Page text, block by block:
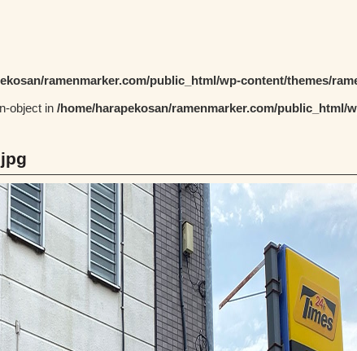
ramenmarker.com/public_html/wp-content/themes/
object in /home/harapekosan/ramenmarker.com/public_html/